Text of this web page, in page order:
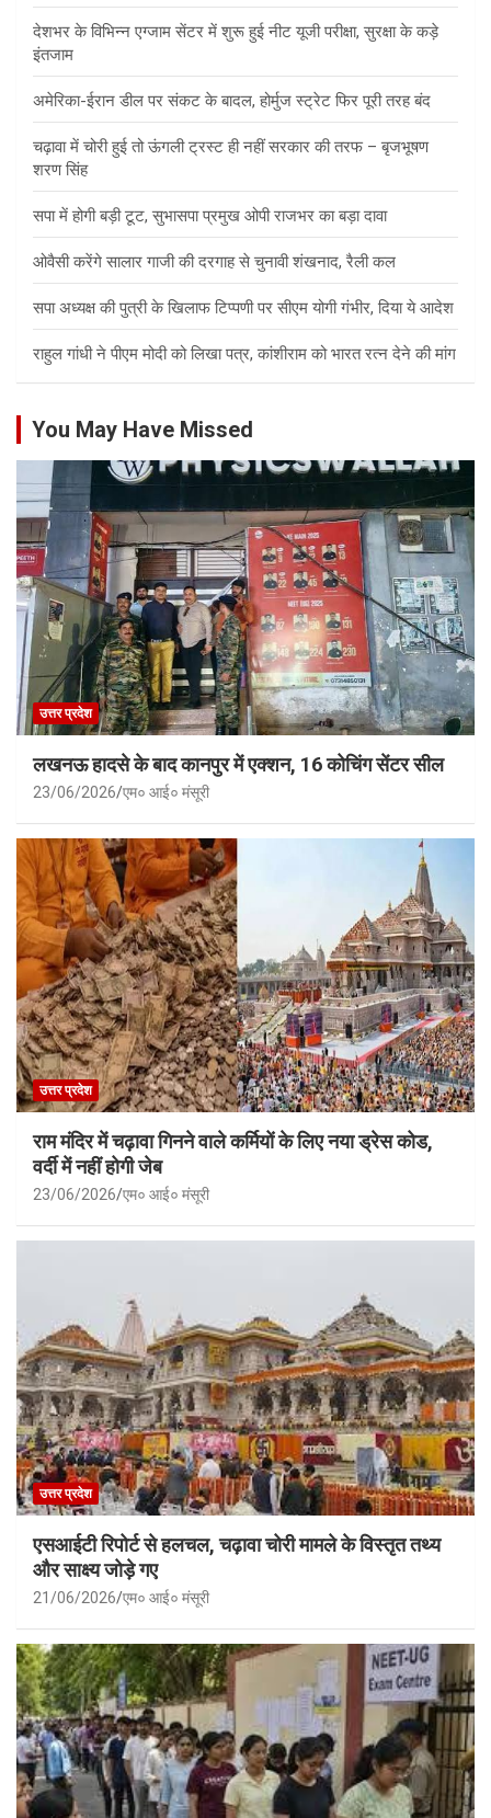
देशभर के विभिन्न एग्जाम सेंटर में शुरू हुई नीट यूजी परीक्षा, सुरक्षा के कड़े
इंतजाम
अमेरिका-ईरान डील पर संकट के बादल, होर्मुज स्ट्रेट फिर पूरी तरह बंद
चढ़ावा में चोरी हुई तो ऊंगली ट्रस्ट ही नहीं सरकार की तरफ – बृजभूषण
शरण सिंह
सपा में होगी बड़ी टूट, सुभासपा प्रमुख ओपी राजभर का बड़ा दावा
ओवैसी करेंगे सालार गाजी की दरगाह से चुनावी शंखनाद, रैली कल
सपा अध्यक्ष की पुत्री के खिलाफ टिप्पणी पर सीएम योगी गंभीर, दिया ये आदेश
राहुल गांधी ने पीएम मोदी को लिखा पत्र, कांशीराम को भारत रत्न देने की मांग
You May Have Missed
उत्तर प्रदेश
लखनऊ हादसे के बाद कानपुर में एक्शन, 16 कोचिंग सेंटर सील
23/06/2026 एम० आई० मंसूरी
उत्तर प्रदेश
राम मंदिर में चढ़ावा गिनने वाले कर्मियों के लिए नया ड्रेस कोड,
वर्दी में नहीं होगी जेब
23/06/2026 एम० आई० मंसूरी
उत्तर प्रदेश
एसआईटी रिपोर्ट से हलचल, चढ़ावा चोरी मामले के विस्तृत तथ्य
और साक्ष्य जोड़े गए
21/06/2026 एम० आई० मंसूरी